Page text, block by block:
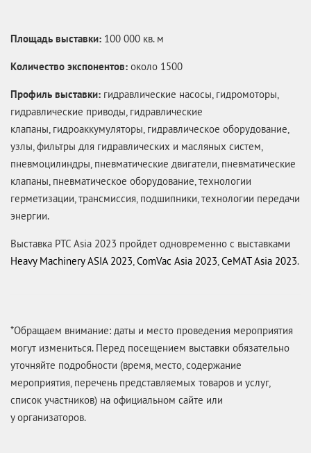
Площадь выставки: 100 000 кв. м
Количество экспонентов: около 1500
Профиль выставки: гидравлические насосы, гидромоторы,
гидравлические приводы, гидравлические
клапаны, гидроаккумуляторы, гидравлическое оборудование,
узлы, фильтры для гидравлических и масляных систем,
пневмоцилиндры, пневматические двигатели, пневматические
клапаны, пневматическое оборудование, технологии
герметизации, трансмиссия, подшипники, технологии передачи
энергии.
Выставка PTC Asia 2023 пройдет одновременно с выставками
Heavy Machinery ASIA 2023,ComVac Asia 2023,CeMAT Asia 2023.
*Обращаем внимание: даты и место проведения мероприятия
могут измениться. Перед посещением выставки обязательно
уточняйте подробности (время, место, содержание
мероприятия, перечень представляемых товаров и услуг,
список участников) на официальном сайте или
у организаторов.